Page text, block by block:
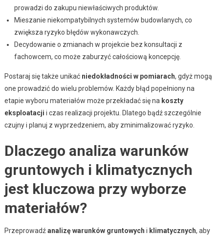
prowadzi do zakupu niewłaściwych produktów.
Mieszanie niekompatybilnych systemów budowlanych, co
zwiększa ryzyko błędów wykonawczych.
Decydowanie o zmianach w projekcie bez konsultacji z
fachowcem, co może zaburzyć całościową koncepcję.
Postaraj się także unikać niedokładności w pomiarach, gdyż mogą
one prowadzić do wielu problemów. Każdy błąd popełniony na
etapie wyboru materiałów może przekładać się na koszty
eksploatacji i czas realizacji projektu. Dlatego bądź szczególnie
czujny i planuj z wyprzedzeniem, aby zminimalizować ryzyko.
Dlaczego analiza warunków
gruntowych i klimatycznych
jest kluczowa przy wyborze
materiałów?
Przeprowadźanalizę warunków gruntowych i klimatycznych, aby